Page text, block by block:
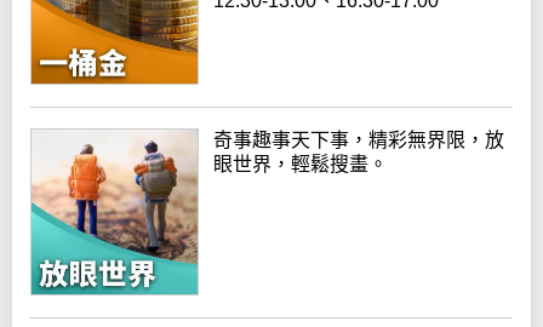
奇事趣事天下事，精彩無界限，放
眼世界，輕鬆搜畫。